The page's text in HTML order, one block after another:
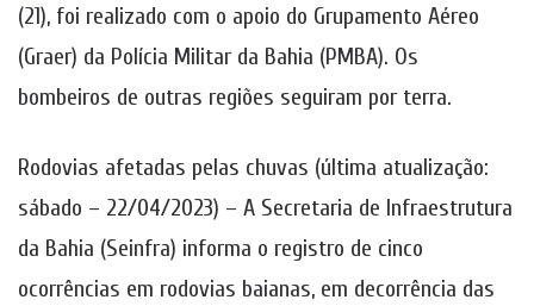
(21), foi realizado com o apoio do Grupamento Aéreo
(Graer) da Polícia Militar da Bahia (PMBA). Os
bombeiros de outras regiões seguiram por terra.
Rodovias afetadas pelas chuvas (última atualização:
sábado – 22/04/2023) – A Secretaria de Infraestrutura
da Bahia (Seinfra) informa o registro de cinco
ocorrências em rodovias baianas, em decorrência das